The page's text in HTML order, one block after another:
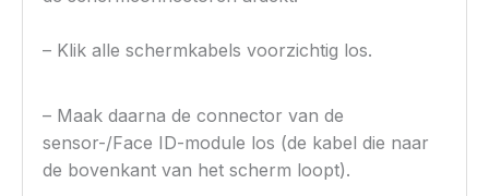
– Klik alle schermkabels voorzichtig los.
– Maak daarna de connector van de
sensor-/Face ID-module los (de kabel die naar
de bovenkant van het scherm loopt).